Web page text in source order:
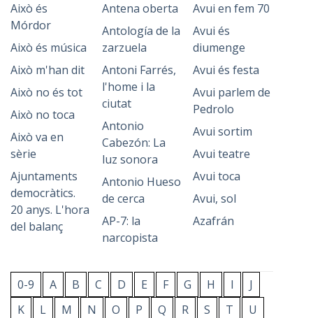
Això és
Mórdor
Això és música
Això m'han dit
Això no és tot
Això no toca
Això va en
sèrie
Ajuntaments
democràtics.
20 anys. L'hora
del balanç
Antena oberta
Antología de la
zarzuela
Antoni Farrés,
l'home i la
ciutat
Antonio
Cabezón: La
luz sonora
Antonio Hueso
de cerca
AP-7: la
narcopista
Avui en fem 70
Avui és
diumenge
Avui és festa
Avui parlem de
Pedrolo
Avui sortim
Avui teatre
Avui toca
Avui, sol
Azafrán
0-9 A B C D E F G H I
J
K
L M N O P Q R S T
U